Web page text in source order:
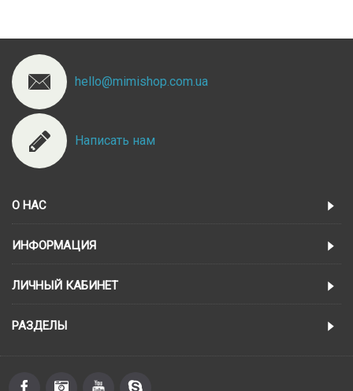
hello@mimishop.com.ua
Написать нам
О НАС
ИНФОРМАЦИЯ
ЛИЧНЫЙ КАБИНЕТ
РАЗДЕЛЫ